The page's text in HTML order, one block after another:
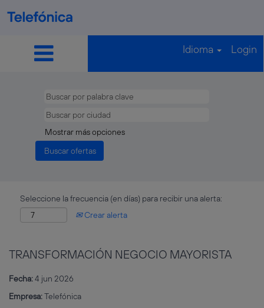
Idioma Login
Mostrar más opciones
Seleccione la frecuencia (en días) para recibir una alerta:
Crear alerta
TRANSFORMACIÓN NEGOCIO MAYORISTA
Fecha:4 jun 2026
Empresa:Telefónica